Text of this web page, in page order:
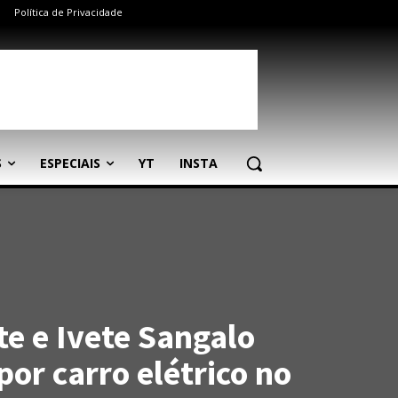
Política de Privacidade
ESPECIAIS YT INSTA
e Ivete Sangalo
carro elétrico no